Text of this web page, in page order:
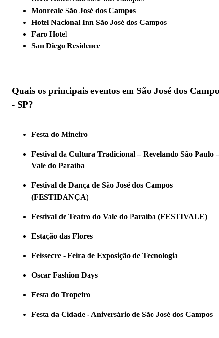
Monreale São José dos Campos
Hotel Nacional Inn São José dos Campos
Faro Hotel
San Diego Residence
Quais os principais eventos em São José dos
- SP?
Festa do Mineiro
Festival da Cultura Tradicional – Revelando São Paulo –
Vale do Paraíba
Festival de Dança de São José dos Campos
(FESTIDANÇA)
Festival de Teatro do Vale do Paraíba (FESTIVALE)
Estação das Flores
Feissecre - Feira de Exposição de Tecnologia
Oscar Fashion Days
Festa do Tropeiro
Festa da Cidade - Aniversário de São José dos Campos